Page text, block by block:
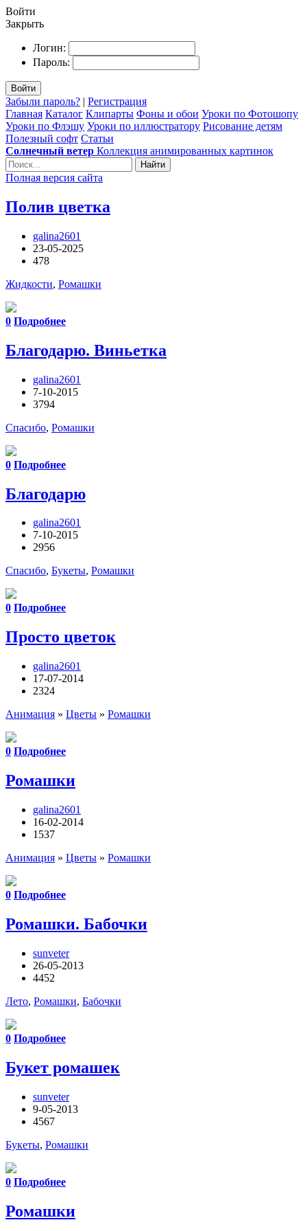
Войти
Закрыть
Логин:
Пароль:
Войти
Забыли пароль? | Регистрация
Главная Каталог Клипарты Фоны и обои Уроки по Фотошопу
Уроки по Флэшу Уроки по иллюстратору Рисование детям
Полезный софт Статьи
Солнечный ветер Коллекция анимированных картинок
Найти
Полная версия сайта
Полив цветка
galina2601
23-05-2025
478
Жидкости, Ромашки
0 Подробнее
Благодарю. Виньетка
galina2601
7-10-2015
3794
Спасибо, Ромашки
0 Подробнее
Благодарю
galina2601
7-10-2015
2956
Спасибо, Букеты, Ромашки
0 Подробнее
Просто цветок
galina2601
17-07-2014
2324
Анимация » Цветы » Ромашки
0 Подробнее
Ромашки
galina2601
16-02-2014
1537
Анимация » Цветы » Ромашки
0 Подробнее
Ромашки. Бабочки
sunveter
26-05-2013
4452
Лето, Ромашки, Бабочки
0 Подробнее
Букет ромашек
sunveter
9-05-2013
4567
Букеты, Ромашки
0 Подробнее
Ромашки